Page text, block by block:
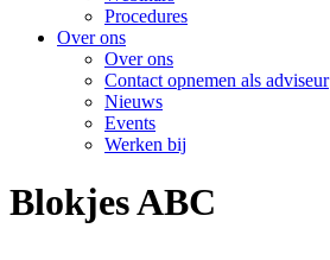
Procedures
Over ons
Over ons
Contact opnemen als adviseur
Nieuws
Events
Werken bij
Blokjes ABC